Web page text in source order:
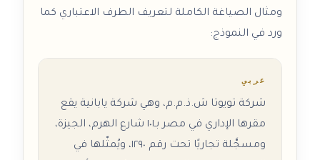
ومثال الصياغة الكاملة لتعريف الطرف الاعتباري كما
ورد في النموذج:
عربي
شركة تويوتا ش.ذ.م.م، وهي شركة يابانية يقع
مقرها الإداري في مصر بـ١٠١ شارع الهرم، الجيزة،
ومسجَّلة تجاريًا تحت رقم ١٢٩٠، ويُمثّلها في